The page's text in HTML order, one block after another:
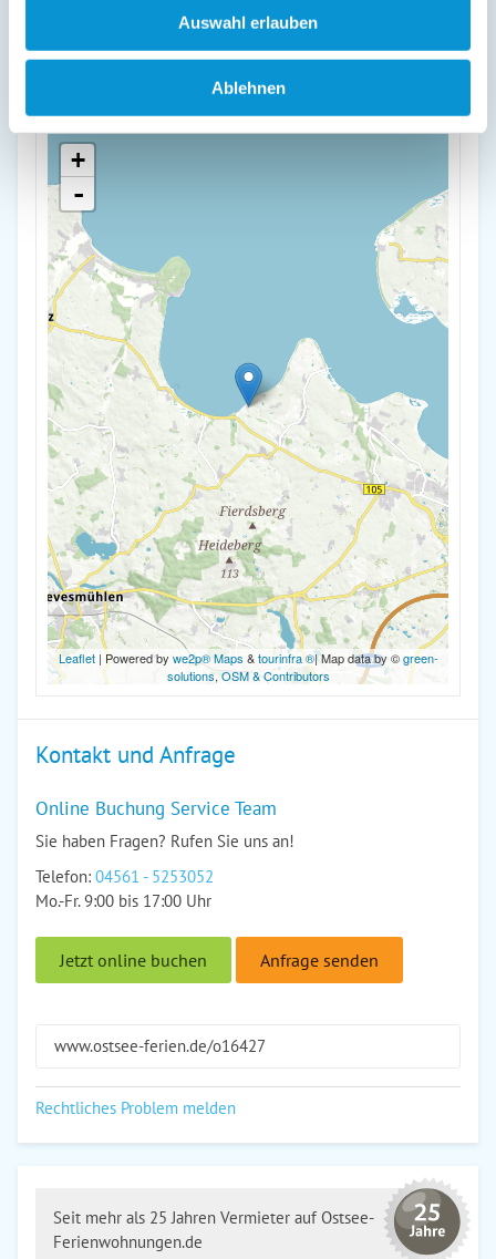
Auswahl erlauben
Ablehnen
"Heimathafen" mit Sauna
+
-
Leaflet| Powered by we2p® Maps &tourinfra ®| Map data by ©green-
solutions,OSM & Contributors
Kontakt und Anfrage
Online Buchung Service Team
Sie haben Fragen? Rufen Sie uns an!
Telefon: 04561 - 5253052
Mo.-Fr. 9:00 bis 17:00 Uhr
Jetzt online buchen Anfrage senden
www.ostsee-ferien.de/o16427
Rechtliches Problem melden
Seit mehr als 25 Jahren Vermieter auf Ostsee-
Ferienwohnungen.de